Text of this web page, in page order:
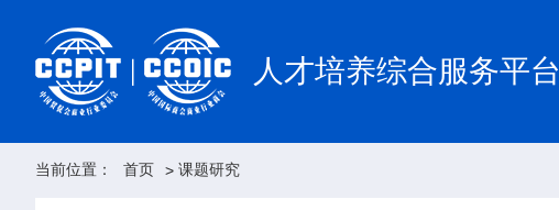
人才培养综合服务平台
当前位置： 首页 > 课题研究